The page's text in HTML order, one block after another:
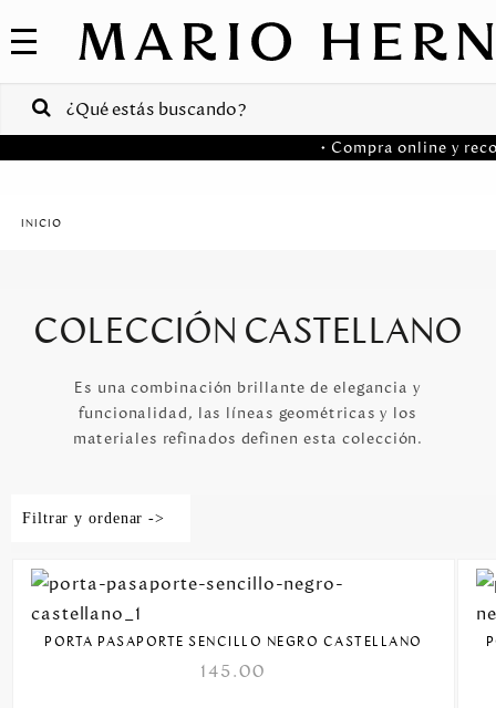
COLECCIONES
VENTAS
Costa
Venezuela
• Compra online y
COLECCIÓN CASTELLANO
Es una combinación brillante de elegancia y
funcionalidad, las líneas geométricas y los
materiales refinados definen esta colección.
Filtrar y ordenar ->
PORTA PASAPORTE SENCILLO NEGRO CASTELLANO
145.00